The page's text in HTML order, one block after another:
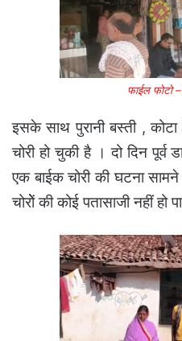
फाईल फोटो
इसके साथ पुरानी बस्ती , कोटा
चोरी हो चुकी है । दो दिन पूर्व
एक बाईक चोरी की घटना
चोरोें की कोई पतासाजी नहीं हो